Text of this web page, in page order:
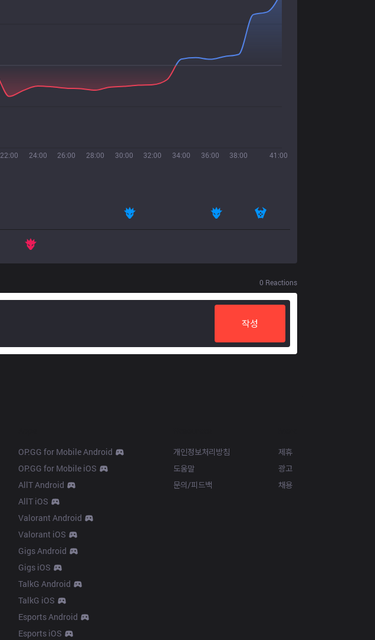
22:00 24:00 26:00 28:00 30:00 32:00 34:00 36:00 38:00 41:00
0 Reactions
작성
OP.GG for Mobile Android
OP.GG for Mobile iOS
AllT Android
AllT iOS
Valorant Android
Valorant iOS
Gigs Android
Gigs iOS
TalkG Android
TalkG iOS
Esports Android
Esports iOS
개인정보처리방침
도움말
문의/피드백
제휴
광고
채용